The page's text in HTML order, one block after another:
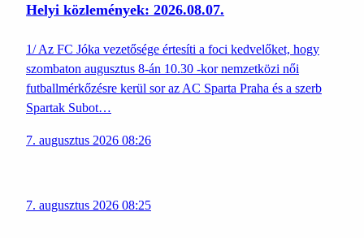
Helyi közlemények: 2026.08.07.
1/ Az FC Jóka vezetősége értesíti a foci kedvelőket, hogy
szombaton augusztus 8-án 10.30 -kor nemzetközi női
futballmérkőzésre kerül sor az AC Sparta Praha és a szerb
Spartak Subot…
7. augusztus 2026 08:26
7. augusztus 2026 08:25